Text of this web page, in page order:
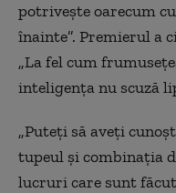
potrivește oarecum
înainte”. Premierul a
„La fel cum
inteligența nu scuză
„Puteți să aveți
tupeul și combinația
lucruri care sunt